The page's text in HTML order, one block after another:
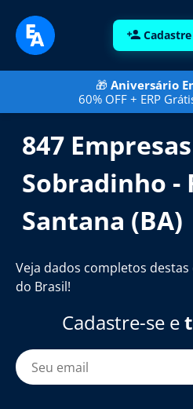
🎁 Aniversário
60% OFF + ERP
847
Sobradinho -
Santana (BA)
Veja dados completos
do Brasil!
Cadastre-se e